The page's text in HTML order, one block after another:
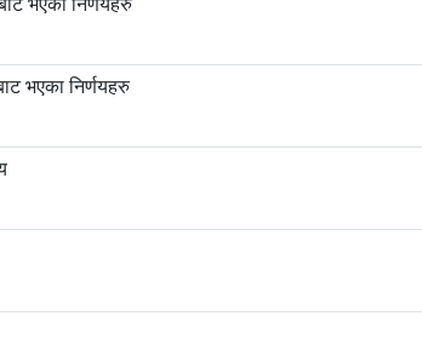
भएका निर्णयहरु